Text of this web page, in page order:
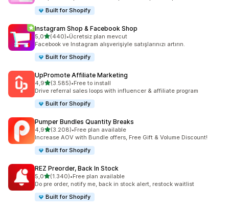
Built for Shopify
Instagram Shop & Facebook Shop
5,05 yıldız üzerinden
(440)
toplam 440 değerlendirme
•Ücretsiz plan mevcut
Facebook ve Instagram alışverişiyle satışlarınızı artırın.
Built for Shopify
UpPromote Affiliate Marketing
4,95 yıldız üzerinden
(3.585)
toplam 3585 değerlendirme
•Free to install
Drive referral sales loops with influencer & affiliate program
Built for Shopify
Pumper Bundles Quantity Breaks
4,95 yıldız üzerinden
(3.208)
toplam 3208 değerlendirme
•Free plan available
Increase AOV with Bundle offers, Free Gift & Volume Discount!
Built for Shopify
REZ Preorder, Back In Stock
5,05 yıldız üzerinden
(1.340)
toplam 1340 değerlendirme
•Free plan available
Do pre order, notify me, back in stock alert, restock waitlist
Built for Shopify